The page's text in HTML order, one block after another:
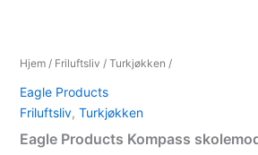
Hjem / Friluftsliv /Turkjøkken /
Eagle Products
Friluftsliv,Turkjøkken
Eagle Products Kompass